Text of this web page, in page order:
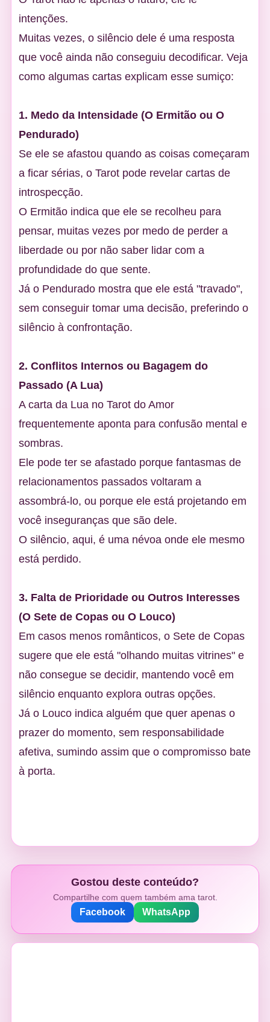
intenções.
Muitas vezes, o silêncio dele é uma resposta
que você ainda não conseguiu decodificar. Veja
como algumas cartas explicam esse sumiço:
1. Medo da Intensidade (O Ermitão ou O
Pendurado)
Se ele se afastou quando as coisas começaram
a ficar sérias, o Tarot pode revelar cartas de
introspecção.
O Ermitão indica que ele se recolheu para
pensar, muitas vezes por medo de perder a
liberdade ou por não saber lidar com a
profundidade do que sente.
Já o Pendurado mostra que ele está "travado",
sem conseguir tomar uma decisão, preferindo o
silêncio à confrontação.
2. Conflitos Internos ou Bagagem do
Passado (A Lua)
A carta da Lua no Tarot do Amor
frequentemente aponta para confusão mental e
sombras.
Ele pode ter se afastado porque fantasmas de
relacionamentos passados voltaram a
assombrá-lo, ou porque ele está projetando em
você inseguranças que são dele.
O silêncio, aqui, é uma névoa onde ele mesmo
está perdido.
3. Falta de Prioridade ou Outros Interesses
(O Sete de Copas ou O Louco)
Em casos menos românticos, o Sete de Copas
sugere que ele está "olhando muitas vitrines" e
não consegue se decidir, mantendo você em
silêncio enquanto explora outras opções.
Já o Louco indica alguém que quer apenas o
prazer do momento, sem responsabilidade
afetiva, sumindo assim que o compromisso bate
à porta.
Gostou deste conteúdo?
Compartilhe com quem também ama tarot.
Facebook WhatsApp